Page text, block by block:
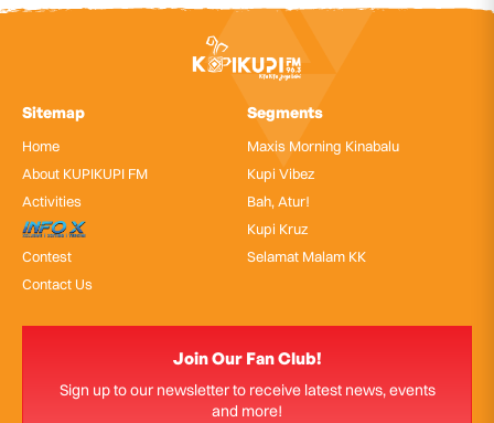
Sitemap
Home
About KUPIKUPI FM
Activities
InfoX
Contest
Contact Us
Segments
Maxis Morning Kinabalu
Kupi Vibez
Bah, Atur!
Kupi Kruz
Selamat Malam KK
Join Our Fan Club!
Sign up to our newsletter to receive latest news, events
and more!